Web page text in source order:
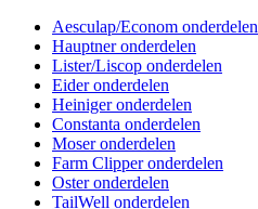
Aesculap/Econom onderdelen
Hauptner onderdelen
Lister/Liscop onderdelen
Eider onderdelen
Heiniger onderdelen
Constanta onderdelen
Moser onderdelen
Farm Clipper onderdelen
Oster onderdelen
TailWell onderdelen